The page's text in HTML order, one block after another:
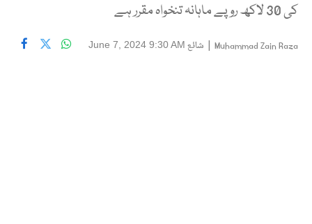
کی 30 لاکھ روپے ماہانہ تنخواہ مقرر ہے
Muhammad Zain Raza
| شائع June 7, 2024 9:30 AM